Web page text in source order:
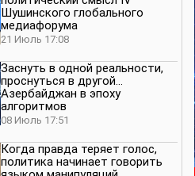
Шушинского глобального
медиафорума
21 Июль 17:08
Заснуть в одной реальности,
проснуться в другой…
Азербайджан в эпоху
алгоритмов
08 Июль 17:51
Когда правда теряет голос,
политика начинает говорить